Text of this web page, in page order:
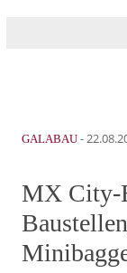
GALABAU -
MX City-